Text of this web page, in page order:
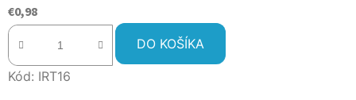
€0,98
DO KOŠÍKA
Kód: IRT16